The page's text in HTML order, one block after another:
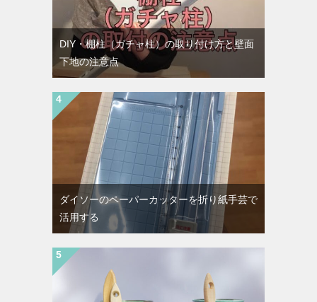
DIY・棚柱（ガチャ柱）の取り付け方と壁面
下地の注意点
ダイソーのペーパーカッターを折り紙手芸で
活用する